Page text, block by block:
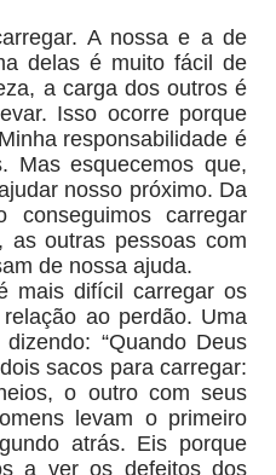
A nossa e a de
delas é muito fácil de
a carga dos outros é
Isso ocorre porque
responsabilidade é
Mas esquecemos que,
nosso próximo. Da
conseguimos carregar
as outras pessoas com
de nossa ajuda.
mais difícil carregar os
ao perdão. Uma
“Quando Deus
sacos para carregar:
o outro com seus
levam o primeiro
atrás. Eis porque
a ver os defeitos dos